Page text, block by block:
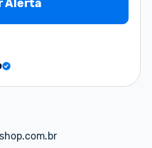
Alerta